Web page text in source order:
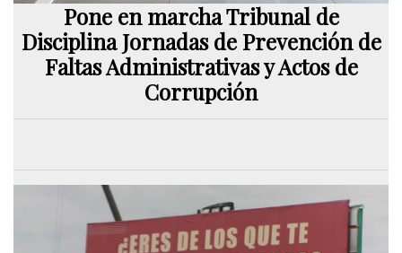
Pone en marcha Tribunal de
Disciplina Jornadas de Prevención de
Faltas Administrativas y Actos de
Corrupción